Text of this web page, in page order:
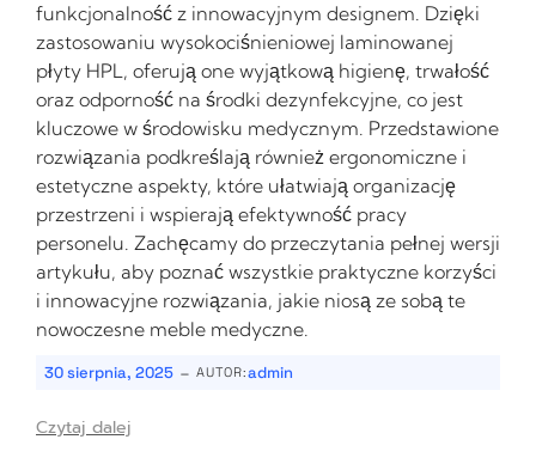
funkcjonalność z innowacyjnym designem. Dzięki
zastosowaniu wysokociśnieniowej laminowanej
płyty HPL, oferują one wyjątkową higienę, trwałość
oraz odporność na środki dezynfekcyjne, co jest
kluczowe w środowisku medycznym. Przedstawione
rozwiązania podkreślają również ergonomiczne i
estetyczne aspekty, które ułatwiają organizację
przestrzeni i wspierają efektywność pracy
personelu. Zachęcamy do przeczytania pełnej wersji
artykułu, aby poznać wszystkie praktyczne korzyści
i innowacyjne rozwiązania, jakie niosą ze sobą te
nowoczesne meble medyczne.
30 sierpnia, 2025 - AUTOR:admin
Czytaj dalej